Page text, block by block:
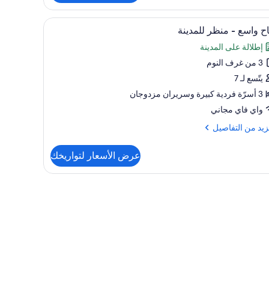
كي وواي فاي مجانًا خزنة داخل الغرفة وستائر تعتيم ومكواة/لوح كي
3 واسع - منظر للمدينة
إطلالة على المدينة
3 من غرف النوم
يتّسع لـ 7
3 أسرّة فردية كبيرة‫‬ وسريران مزدوجان
واي فاي مجاني
من التفاصيل
عرض الأسعار لتواريخك